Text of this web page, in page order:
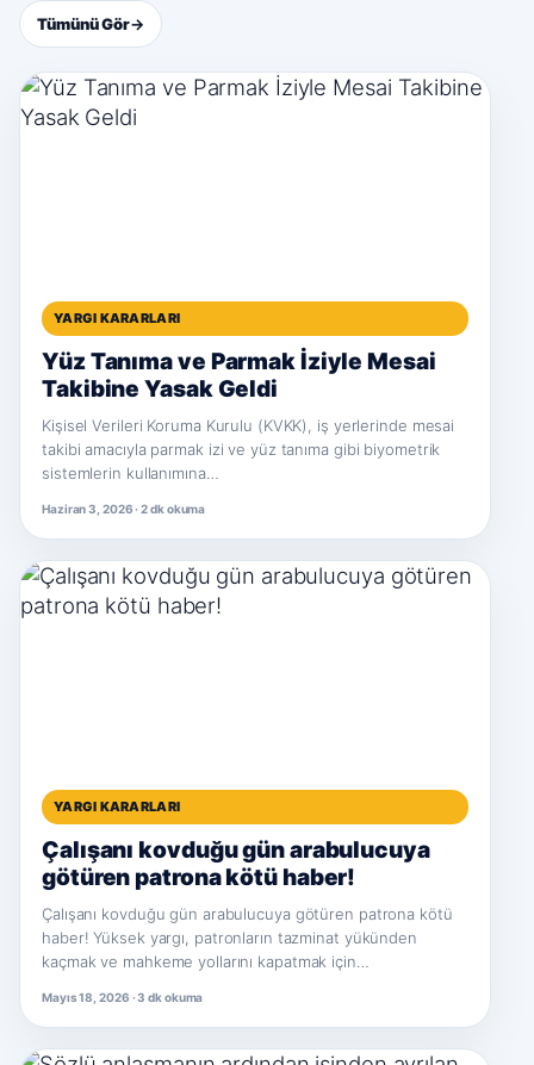
Tümünü Gör→
YARGI KARARLARI
Yüz Tanıma ve Parmak İziyle Mesai
Takibine Yasak Geldi
Kişisel Verileri Koruma Kurulu (KVKK), iş yerlerinde mesai
takibi amacıyla parmak izi ve yüz tanıma gibi biyometrik
sistemlerin kullanımına…
Haziran 3, 2026 · 2 dk okuma
YARGI KARARLARI
Çalışanı kovduğu gün arabulucuya
götüren patrona kötü haber!
Çalışanı kovduğu gün arabulucuya götüren patrona kötü
haber! Yüksek yargı, patronların tazminat yükünden
kaçmak ve mahkeme yollarını kapatmak için…
Mayıs 18, 2026 · 3 dk okuma